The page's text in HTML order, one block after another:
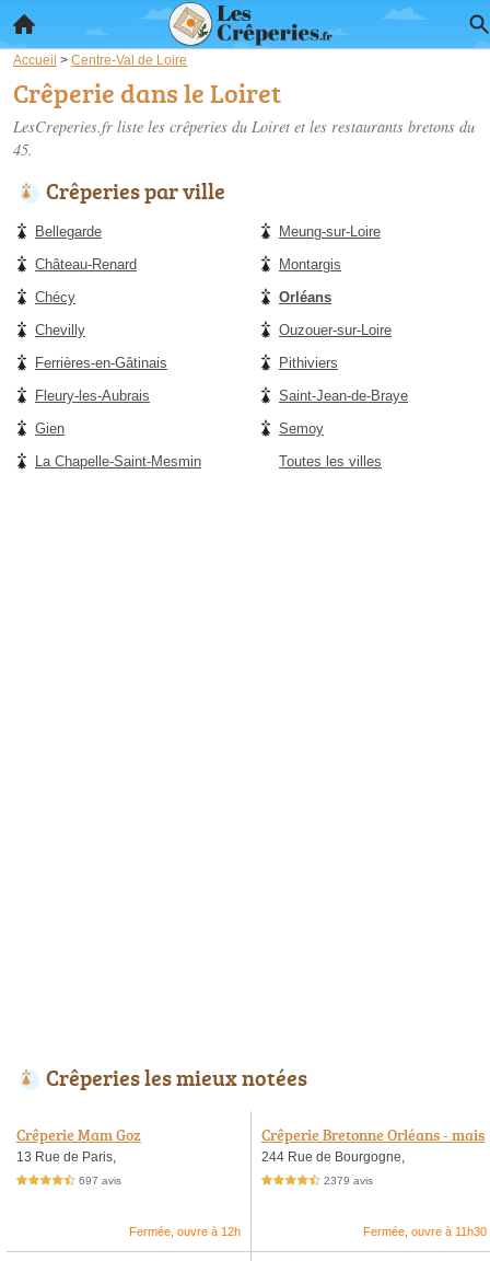
Accueil > Centre-Val de Loire
Crêperie dans le Loiret
LesCreperies.fr liste les crêperies du Loiret et les restaurants bretons du
45.
Crêperies par ville
Bellegarde
Château-Renard
Chécy
Chevilly
Ferrières-en-Gâtinais
Fleury-les-Aubrais
Gien
La Chapelle-Saint-Mesmin
Meung-sur-Loire
Montargis
Orléans
Ouzouer-sur-Loire
Pithiviers
Saint-Jean-de-Braye
Semoy
Toutes les villes
Crêperies les mieux notées
Crêperie Mam Goz
13 Rue de Paris,
4,5 étoiles sur 5 697 avis
Fermée, ouvre à 12h
Crêperie Bretonne Orléans - mais
on familiale fondée en 1956
244 Rue de Bourgogne,
4,5 étoiles sur 5 2379 avis
Fermée, ouvre à 11h30